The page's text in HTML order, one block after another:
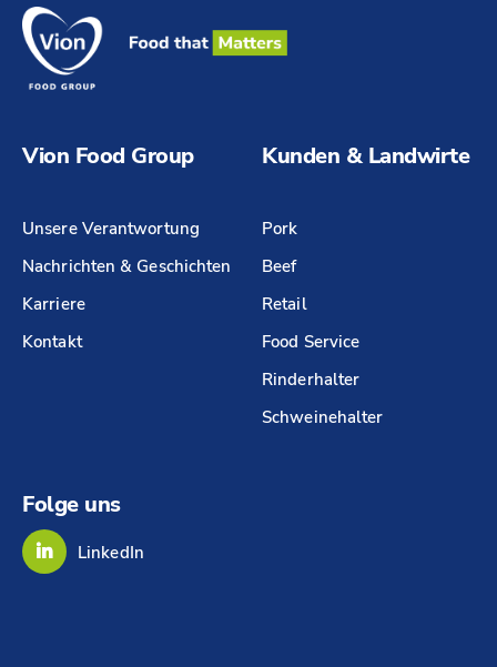
Vion Food Group
Unsere Verantwortung
Nachrichten & Geschichten
Karriere
Kontakt
Kunden & Landwirte
Pork
Beef
Retail
Food Service
Rinderhalter
Schweinehalter
Folge uns
LinkedIn